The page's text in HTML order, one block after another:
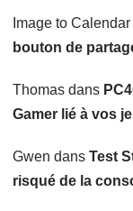
Image to Calendar
bouton de
Thomasdans
Gamer lié à vos
Gwen dans Test
risqué de la